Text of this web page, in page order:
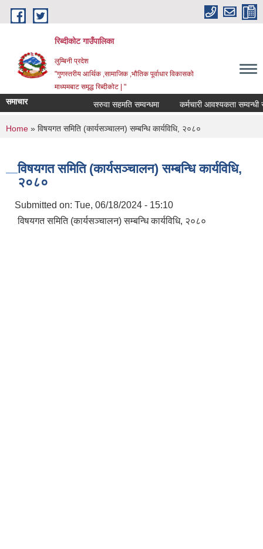
Skip to main content
रिब्दीकोट गाउँपालिका
लुम्बिनी प्रदेश
"गुणस्तरीय आर्थिक ,सामाजिक ,भौतिक पूर्वाधार विकासको
माध्यमबाट समृद्ध रिब्दीकोट | "
समाचार सरुवा सहमति सम्वन्धमा कर्मचारी आवश्यकता सम्वन्धी सूचना
You are here
Home » विषयगत समिति (कार्यसञ्चालन) सम्बन्धि कार्यविधि, २०८०
विषयगत समिति (कार्यसञ्चालन) सम्बन्धि कार्यविधि,
२०८०
Submitted on: Tue, 06/18/2024 - 15:10
विषयगत समिति (कार्यसञ्चालन) सम्बन्धि कार्यविधि, २०८०